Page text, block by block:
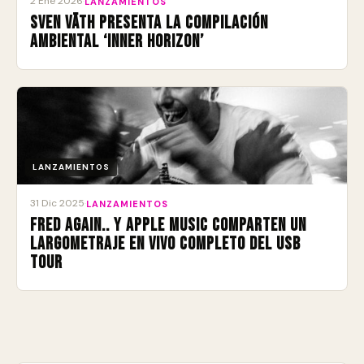
Sven Väth presenta la compilación
ambiental ‘Inner Horizon’
LANZAMIENTOS
31 Dic 2025 LANZAMIENTOS
Fred again.. y Apple Music comparten un
largometraje en vivo completo del USB
Tour